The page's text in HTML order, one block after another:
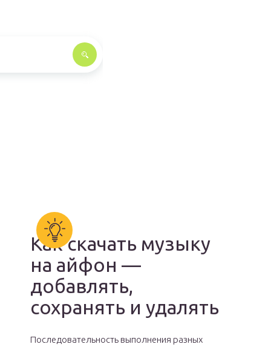
Как скачать музыку
на айфон —
добавлять,
сохранять и удалять
Последовательность выполнения разных